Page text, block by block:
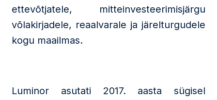
ettevõtjatele, mitteinvesteerimisjärgu
võlakirjadele, reaalvarale ja järelturgudele
kogu maailmas.
Luminor asutati 2017. aasta sügisel